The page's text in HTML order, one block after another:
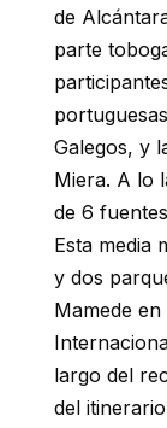
de
parte
Galegos, y
Miera. A lo
de 6
Esta media
y dos
Mamede
largo del
del